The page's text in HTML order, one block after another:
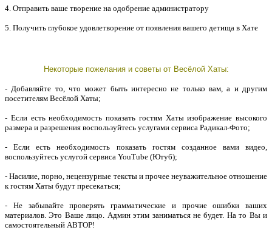
4. Отправить ваше творение на одобрение администратору
5. Получить глубокое удовлетворение от появления вашего детища в Хате
Некоторые пожелания и советы от Весёлой Хаты:
- Добавляйте то, что может быть интересно не только вам, а и другим
посетителям Весёлой Хаты;
- Если есть необходимость показать гостям Хаты изображение высокого
размера и разрешения воспользуйтесь услугами сервиса Радикал-Фото;
- Если есть необходимость показать гостям созданное вами видео,
воспользуйтесь услугой сервиса YouTube (Ютуб);
- Насилие, порно, нецензурные тексты и прочее неуважительное отношение
к гостям Хаты будут пресекаться;
- Не забывайте проверять грамматические и прочие ошибки ваших
материалов. Это Ваше лицо. Админ этим заниматься не будет. На то Вы и
самостоятельный АВТОР!